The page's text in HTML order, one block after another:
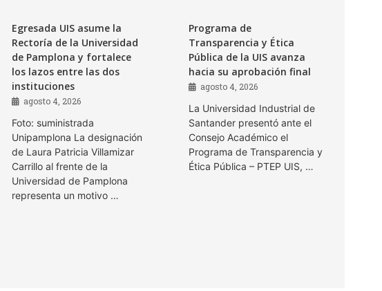
Egresada UIS asume la
Rectoría de la Universidad
de Pamplona y fortalece
los lazos entre las dos
instituciones
agosto 4, 2026
Foto: suministrada
Unipamplona La designación
de Laura Patricia Villamizar
Carrillo al frente de la
Universidad de Pamplona
representa un motivo …
Programa de
Transparencia y Ética
Pública de la UIS avanza
hacia su aprobación final
agosto 4, 2026
La Universidad Industrial de
Santander presentó ante el
Consejo Académico el
Programa de Transparencia y
Ética Pública – PTEP UIS, …